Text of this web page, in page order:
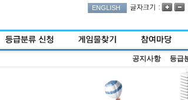
ENGLISH :
공지사항 등급